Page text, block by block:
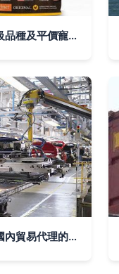
高性價比貓糧推薦 國內（外）頂級品種及平價寵物食品對比分析
外貿訂單遇冷，汽車供應鏈受挫 國內貿易代理的生存法則與突圍路徑